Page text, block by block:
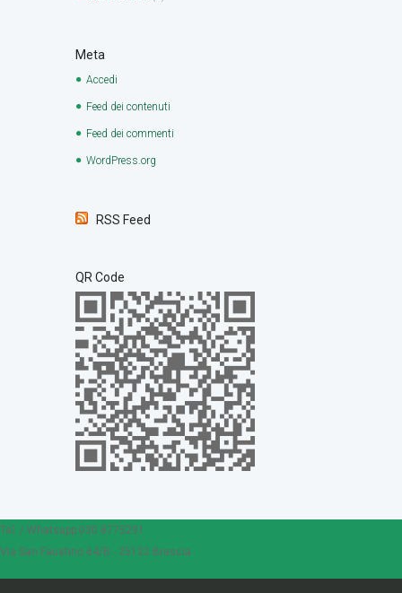
Meta
Accedi
Feed dei contenuti
Feed dei commenti
WordPress.org
RSS Feed
QR Code
Tel. / Whatsapp 030 8775291
Via San Faustino 64/B - 25122 Brescia